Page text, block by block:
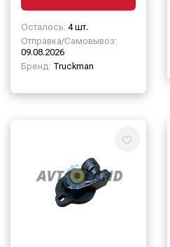
Осталось: 4 шт.
Отправка/Самовывоз:
09.08.2026
Бренд: Truckman